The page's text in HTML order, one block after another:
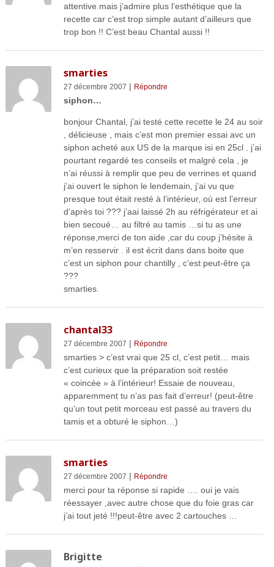
attentive mais j’admire plus l’esthétique que la
recette car c’est trop simple autant d’ailleurs que
trop bon !! C’est beau Chantal aussi !!
smarties
27 décembre 2007 | Répondre
siphon…
bonjour Chantal, j’ai testé cette recette le 24 au soir
, délicieuse , mais c’est mon premier essai avc un
siphon acheté aux US de la marque isi en 25cl . j’ai
pourtant regardé tes conseils et malgré cela , je
n’ai réussi à remplir que peu de verrines et quand
j’ai ouvert le siphon le lendemain, j’ai vu que
presque tout était resté à l’intérieur, où est l’erreur
d’après toi ??? j’aai laissé 2h au réfrigérateur et ai
bien secoué… au filtré au tamis …si tu as une
réponse,merci de ton aide ,car du coup j’hésite à
m’en resservir . il est écrit dans dans boite que
c’est un siphon pour chantilly , c’est peut-être ça
???
smarties.
chantal33
27 décembre 2007 | Répondre
smarties > c’est vrai que 25 cl, c’est petit… mais
c’est curieux que la préparation soit restée
« coincée » à l’intérieur! Essaie de nouveau,
apparemment tu n’as pas fait d’erreur! (peut-être
qu’un tout petit morceau est passé au travers du
tamis et a obturé le siphon…)
smarties
27 décembre 2007 | Répondre
merci pour ta réponse si rapide …. oui je vais
réessayer ,avec autre chose que du foie gras car
j’ai tout jeté !!!peut-être avec 2 cartouches …
Brigitte